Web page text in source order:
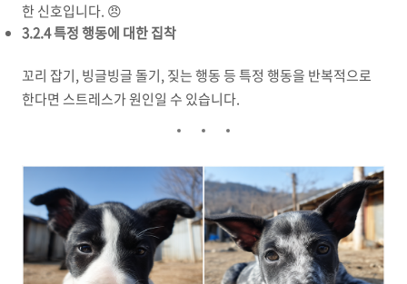
한 신호입니다. 😠
3.2.4 특정 행동에 대한 집착
꼬리 잡기, 빙글빙글 돌기, 짖는 행동 등 특정 행동을 반복적으로
한다면 스트레스가 원인일 수 있습니다.